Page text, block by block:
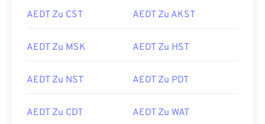
AEDT Zu CST AEDT Zu AKST
AEDT Zu MSK AEDT Zu HST
AEDT Zu NST AEDT Zu PDT
AEDT Zu CDT AEDT Zu WAT